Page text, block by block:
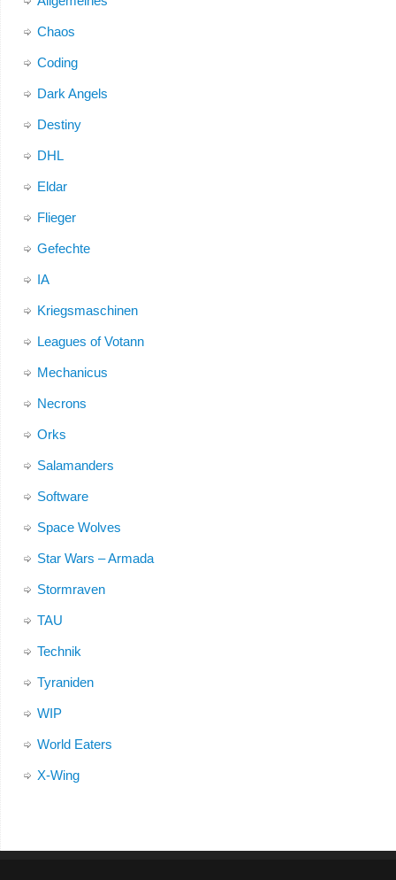
Chaos
Coding
Dark Angels
Destiny
DHL
Eldar
Flieger
Gefechte
IA
Kriegsmaschinen
Leagues of Votann
Mechanicus
Necrons
Orks
Salamanders
Software
Space Wolves
Star Wars – Armada
Stormraven
TAU
Technik
Tyraniden
WIP
World Eaters
X-Wing